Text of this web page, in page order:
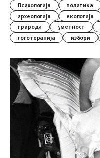
Психологија
политика
археологија
екологија
природа
уметност
логотерапија
избори